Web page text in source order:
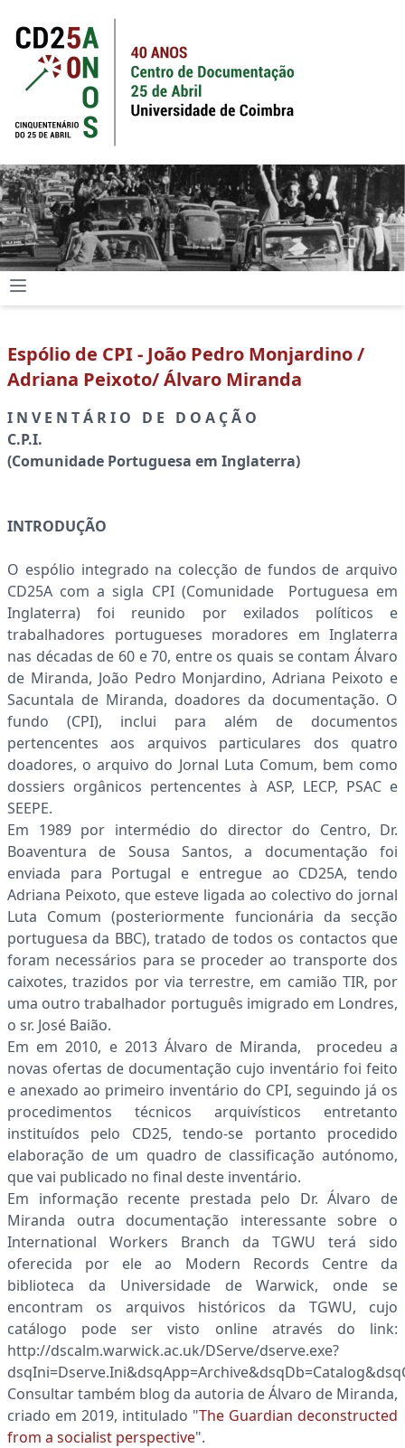
Espólio de CPI - João Pedro Monjardino /
Adriana Peixoto/ Álvaro Miranda
I N V E N T Á R I O D E D O A Ç Ã O
C.P.I.
(Comunidade Portuguesa em Inglaterra)
INTRODUÇÃO
O espólio integrado na colecção de fundos de arquivo
CD25A com a sigla CPI (Comunidade Portuguesa em
Inglaterra) foi reunido por exilados políticos e
trabalhadores portugueses moradores em Inglaterra
nas décadas de 60 e 70, entre os quais se contam Álvaro
de Miranda, João Pedro Monjardino, Adriana Peixoto e
Sacuntala de Miranda, doadores da documentação. O
fundo (CPI), inclui para além de documentos
pertencentes aos arquivos particulares dos quatro
doadores, o arquivo do Jornal Luta Comum, bem como
dossiers orgânicos pertencentes à ASP, LECP, PSAC e
SEEPE.
Em 1989 por intermédio do director do Centro, Dr.
Boaventura de Sousa Santos, a documentação foi
enviada para Portugal e entregue ao CD25A, tendo
Adriana Peixoto, que esteve ligada ao colectivo do jornal
Luta Comum (posteriormente funcionária da secção
portuguesa da BBC), tratado de todos os contactos que
foram necessários para se proceder ao transporte dos
caixotes, trazidos por via terrestre, em camião TIR, por
uma outro trabalhador português imigrado em Londres,
o sr. José Baião.
Em em 2010, e 2013 Álvaro de Miranda, procedeu a
novas ofertas de documentação cujo inventário foi feito
e anexado ao primeiro inventário do CPI, seguindo já os
procedimentos técnicos arquivísticos entretanto
instituídos pelo CD25, tendo-se portanto procedido
elaboração de um quadro de classificação autónomo,
que vai publicado no final deste inventário.
Em informação recente prestada pelo Dr. Álvaro de
Miranda outra documentação interessante sobre o
International Workers Branch da TGWU terá sido
oferecida por ele ao Modern Records Centre da
biblioteca da Universidade de Warwick, onde se
encontram os arquivos históricos da TGWU, cujo
catálogo pode ser visto online através do link:
http://dscalm.warwick.ac.uk/DServe/dserve.exe?
Consultar também blog da autoria de Álvaro de Miranda,
criado em 2019, intitulado "The Guardian deconstructed
from a socialist perspective".